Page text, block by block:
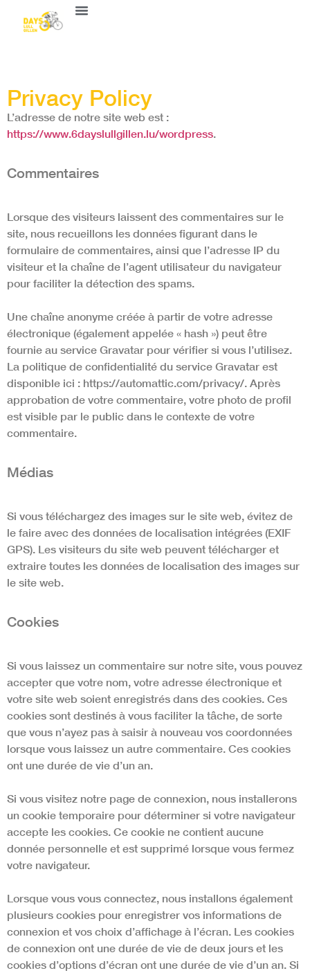
Privacy Policy
L’adresse de notre site web est :
https://www.6dayslullgillen.lu/wordpress.
Commentaires
Lorsque des visiteurs laissent des commentaires sur le
site, nous recueillons les données figurant dans le
formulaire de commentaires, ainsi que l’adresse IP du
visiteur et la chaîne de l’agent utilisateur du navigateur
pour faciliter la détection des spams.
Une chaîne anonyme créée à partir de votre adresse
électronique (également appelée « hash ») peut être
fournie au service Gravatar pour vérifier si vous l’utilisez.
La politique de confidentialité du service Gravatar est
disponible ici : https://automattic.com/privacy/. Après
approbation de votre commentaire, votre photo de profil
est visible par le public dans le contexte de votre
commentaire.
Médias
Si vous téléchargez des images sur le site web, évitez de
le faire avec des données de localisation intégrées (EXIF
GPS). Les visiteurs du site web peuvent télécharger et
extraire toutes les données de localisation des images sur
le site web.
Cookies
Si vous laissez un commentaire sur notre site, vous pouvez
accepter que votre nom, votre adresse électronique et
votre site web soient enregistrés dans des cookies. Ces
cookies sont destinés à vous faciliter la tâche, de sorte
que vous n’ayez pas à saisir à nouveau vos coordonnées
lorsque vous laissez un autre commentaire. Ces cookies
ont une durée de vie d’un an.
Si vous visitez notre page de connexion, nous installerons
un cookie temporaire pour déterminer si votre navigateur
accepte les cookies. Ce cookie ne contient aucune
donnée personnelle et est supprimé lorsque vous fermez
votre navigateur.
Lorsque vous vous connectez, nous installons également
plusieurs cookies pour enregistrer vos informations de
connexion et vos choix d’affichage à l’écran. Les cookies
de connexion ont une durée de vie de deux jours et les
cookies d’options d’écran ont une durée de vie d’un an. Si